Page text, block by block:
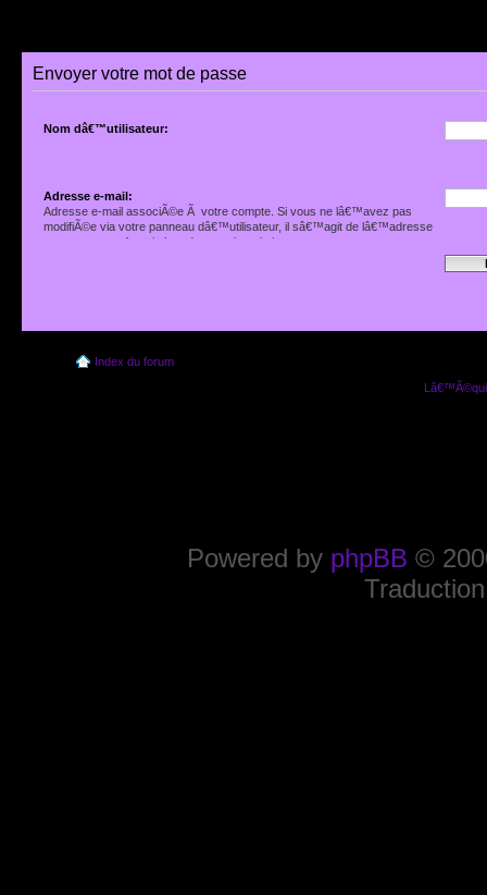
Envoyer votre mot de passe
Nom dâ€™utilisateur:
Adresse e-mail:
Adresse e-mail associÃ©e Ã votre compte. Si vous ne lâ€™avez pas
modifiÃ©e via votre panneau dâ€™utilisateur, il sâ€™agit de lâ€™adresse
que vous avez fournie lors de votre inscription.
Index du forum
Powered by phpBB ©